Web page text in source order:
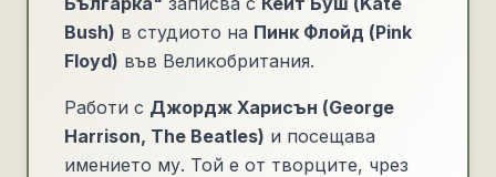
Bush) в студиото на Пинк Флойд (Pink
Floyd) във Великобритания.
Работи с Джордж Харисън (George
Harrison, The Beatles) и посещава
имението му. Той е от творците, чрез